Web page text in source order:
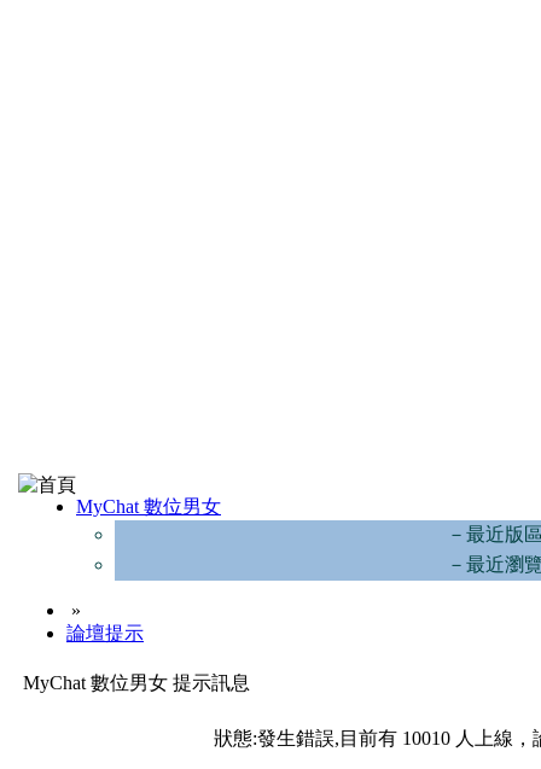
MyChat 數位男女
－最近版
－最近瀏
»
論壇提示
MyChat 數位男女 提示訊息
狀態:發生錯誤,目前有 10010 人上線